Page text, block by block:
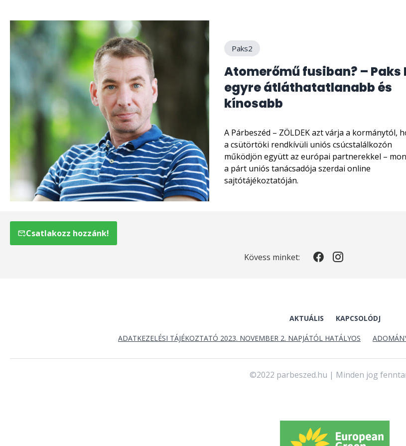
Paks2
Atomerőmű fusiban? – Paks
egyre átláthatatlanabb és
kínosabb
A Párbeszéd – ZÖLDEK azt várja a kormánytól,
a csütörtöki rendkívüli uniós csúcstalálkozón
működjön együtt az európai partnerekkel –
a párt uniós tanácsadója szerdai online
sajtótájékoztatóján.
Csatlakozz hozzánk!
Kövess minket:
AKTUÁLIS KAPCSOLÓDJ
ADATKEZELÉSI TÁJÉKOZTATÓ 2023. NOVEMBER 2. NAPJÁTÓL HATÁLYOS
©2022 parbeszed.hu | Minden jog